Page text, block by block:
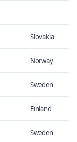
Slovakia
Norway
Sweden
Finland
Sweden